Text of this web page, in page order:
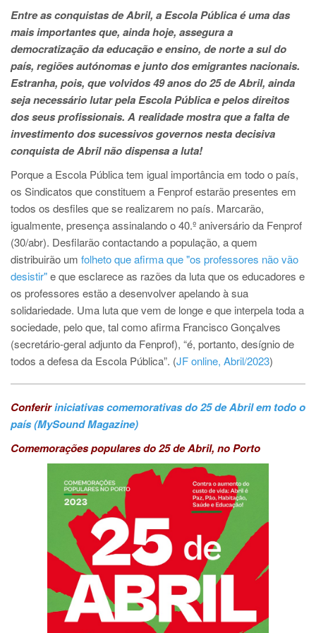
Entre as conquistas de Abril, a Escola Pública é uma das
mais importantes que, ainda hoje, assegura a
democratização da educação e ensino, de norte a sul do
país, regiões autónomas e junto dos emigrantes nacionais.
Estranha, pois, que volvidos 49 anos do 25 de Abril, ainda
seja necessário lutar pela Escola Pública e pelos direitos
dos seus profissionais. A realidade mostra que a falta de
investimento dos sucessivos governos nesta decisiva
conquista de Abril não dispensa a luta!
Porque a Escola Pública tem igual importância em todo o país,
os Sindicatos que constituem a Fenprof estarão presentes em
todos os desfiles que se realizarem no país. Marcarão,
igualmente, presença assinalando o 40.º aniversário da Fenprof
(30/abr). Desfilarão contactando a população, a quem
distribuirão um folheto que afirma que "os professores não vão
desistir"e que esclarece as razões da luta que os educadores e
os professores estão a desenvolver apelando à sua
solidariedade. Uma luta que vem de longe e que interpela toda a
sociedade, pelo que, tal como afirma Francisco Gonçalves
(secretário-geral adjunto da Fenprof), “é, portanto, desígnio de
todos a defesa da Escola Pública”. (JF online, Abril/2023)
Confeririniciativas comemorativas do 25 de Abril em todo o
país (MySound Magazine)
Comemorações populares do 25 de Abril, no Porto